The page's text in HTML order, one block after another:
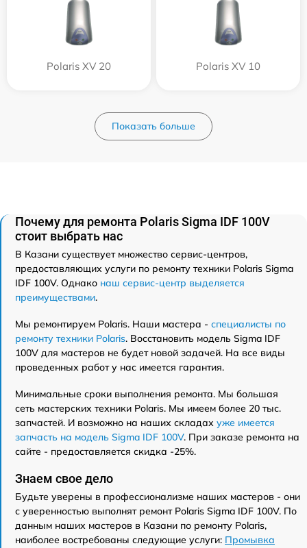
Polaris XV 20 Polaris XV 10
Показать больше
Почему для ремонта Polaris Sigma IDF 100V
стоит выбрать нас
В Казани существует множество сервис-центров,
предоставляющих услуги по ремонту техники Polaris Sigma
IDF 100V. Однако наш сервис-центр выделяется
преимуществами.
Мы ремонтируем Polaris. Наши мастера - специалисты по
ремонту техники Polaris. Восстановить модель Sigma IDF
100V для мастеров не будет новой задачей. На все виды
проведенных работ у нас имеется гарантия.
Минимальные сроки выполнения ремонта. Мы большая
сеть мастерских техники Polaris. Мы имеем более 20 тыс.
запчастей. И возможно на наших складах уже имеется
запчасть на модель Sigma IDF 100V. При заказе ремонта на
сайте - предоставляется скидка -25%.
Знаем свое дело
Будьте уверены в профессионализме наших мастеров - они
с уверенностью выполнят ремонт Polaris Sigma IDF 100V. По
данным наших мастеров в Казани по ремонту Polaris,
наиболее востребованы следующие услуги: Промывка